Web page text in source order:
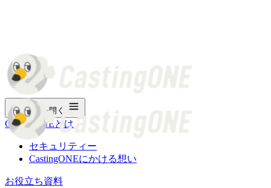
メニューを開く
CastingONEとは
セキュリティー
CastingONEにかける想い
お役立ち資料